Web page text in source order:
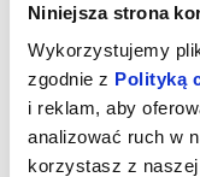
Niniejsza strona
Wykorzystujemy
zgodnie z Polityką
i reklam, aby
analizować ruch w
korzystasz z